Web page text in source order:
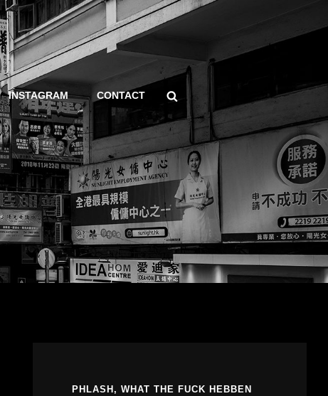
INSTAGRAM CONTACT Search
PHLASH, WHAT THE FUCK HEBBEN